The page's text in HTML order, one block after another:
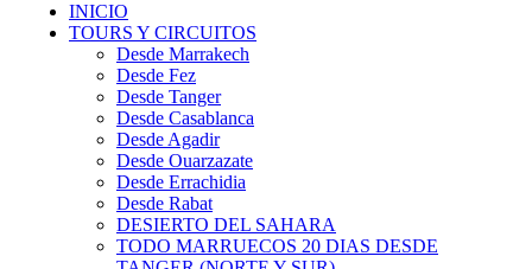
INICIO
TOURS Y CIRCUITOS
Desde Marrakech
Desde Fez
Desde Tanger
Desde Casablanca
Desde Agadir
Desde Ouarzazate
Desde Errachidia
Desde Rabat
DESIERTO DEL SAHARA
TODO MARRUECOS 20 DIAS DESDE